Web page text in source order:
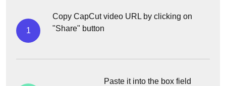
1
Copy CapCut video URL by clicking on
"Share" button
Paste it into the box field